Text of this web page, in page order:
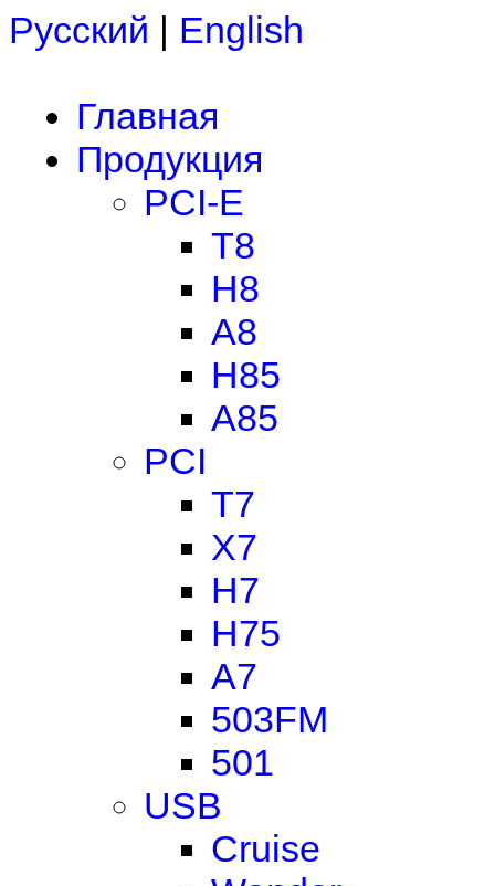
Русский | English
Главная
Продукция
PCI-E
T8
H8
A8
H85
A85
PCI
T7
X7
H7
H75
A7
503FM
501
USB
Cruise